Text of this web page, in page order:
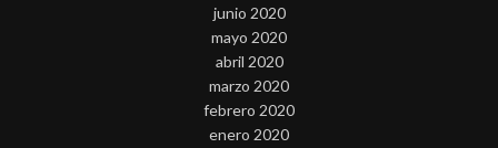
junio 2020
mayo 2020
abril 2020
marzo 2020
febrero 2020
enero 2020